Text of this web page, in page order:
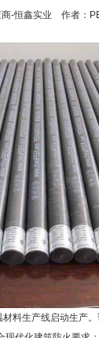
-恒鑫实业 作者：
料生产线启动生产